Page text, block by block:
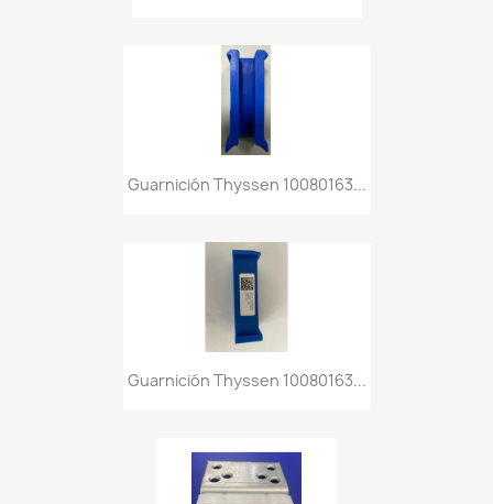
Guarnición Thyssen 10080163...
Guarnición Thyssen 10080163...